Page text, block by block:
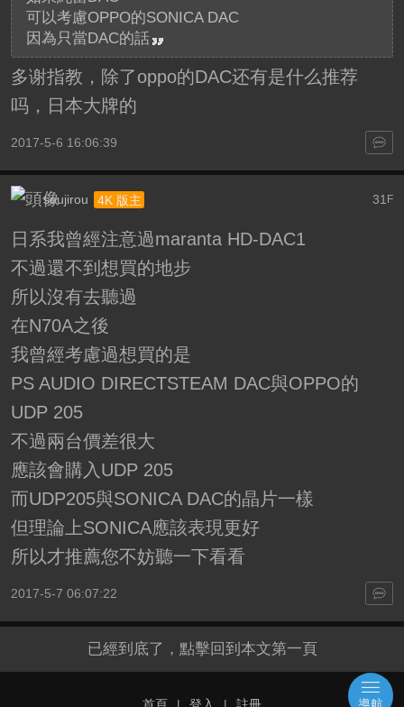
可以考慮OPPO的SONICA DAC
因為只當DAC的話
多谢指教，除了oppo的DAC还有是什么推荐
吗，日本大牌的
2017-5-6 16:06:39
31 F
soujirou 4K 版主
日系我曾經注意過maranta HD-DAC1
不過還不到想買的地步
所以沒有去聽過
在N70A之後
我曾經考慮過想買的是
PS AUDIO DIRECTSTEAM DAC與OPPO的
UDP 205
不過兩台價差很大
應該會購入UDP 205
而UDP205與SONICA DAC的晶片一樣
但理論上SONICA應該表現更好
所以才推薦您不妨聽一下看看
2017-5-7 06:07:22
已經到底了，點擊回到本文第一頁
首頁 | 登入 | 註冊